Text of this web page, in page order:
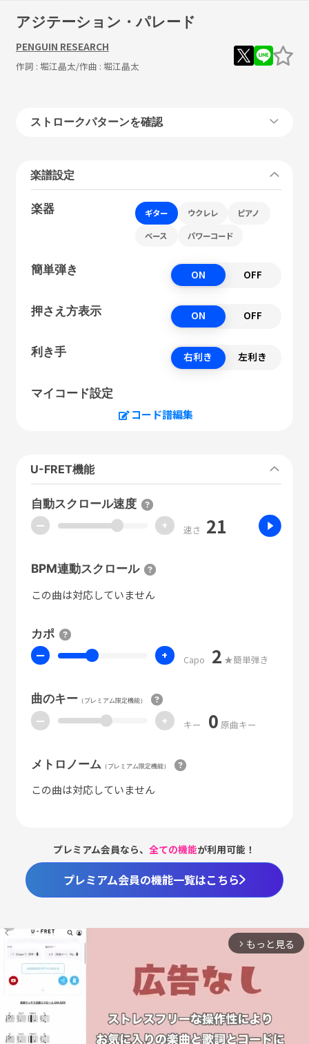
アジテーション・パレード
PENGUIN RESEARCH
作詞 : 堀江晶太/作曲 : 堀江晶太
ストロークパターンを確認
楽譜設定
楽器 ギター ウクレレ ピアノ
ベース パワーコード
簡単弾き ON OFF
押さえ方表示 ON OFF
利き手 右利き 左利き
マイコード設定
コード譜編集
U-FRET機能
自動スクロール速度
ー + 速さ 21
BPM連動スクロール
この曲は対応していません
カポ
ー + Capo 2 ★簡単弾き
曲のキー（プレミアム限定機能）
ー + キー 0 原曲キー
メトロノーム （プレミアム限定機能）
この曲は対応していません
プレミアム会員なら、全ての機能が利用可能！
プレミアム会員の機能一覧はこちら
arrow_forward_ios もっと見る